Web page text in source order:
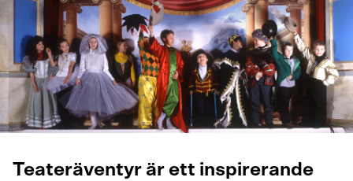
Teateräventyr är ett inspirerande